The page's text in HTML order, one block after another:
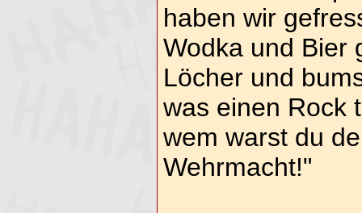
haben wir
Wodka und Bier
Löcher und
was einen Rock
wem warst du
Wehrmacht!"